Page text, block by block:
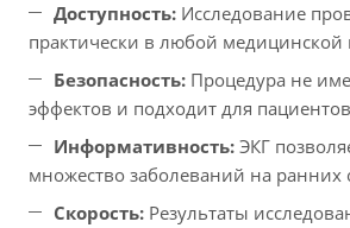
Доступность: Исследование
практически в любой медицинской
Безопасность: Процедура не
эффектов и подходит для
Информативность: ЭКГ
множество заболеваний на ранних
Скорость: Результаты